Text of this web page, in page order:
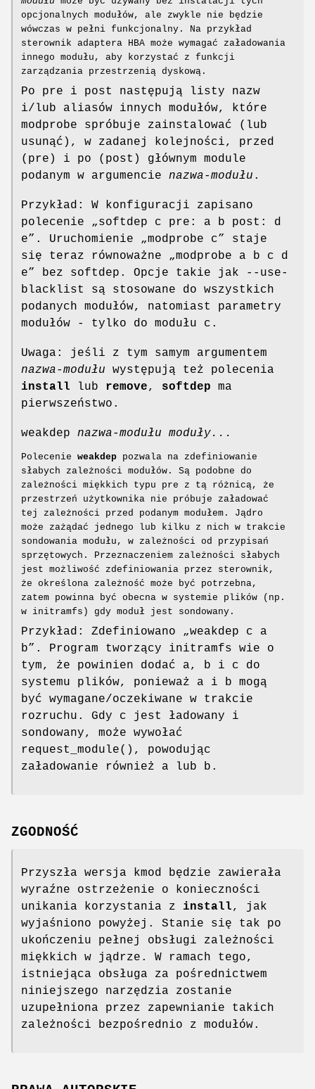
opcjonalnych modułów, ale zwykle nie będzie
wówczas w pełni funkcjonalny. Na przykład
sterownik adaptera HBA może wymagać załadowania
innego modułu, aby korzystać z funkcji
zarządzania przestrzenią dyskową.
Po pre i post następują listy nazw
i/lub aliasów innych modułów, które
modprobe spróbuje zainstalować (lub
usunąć), w zadanej kolejności, przed
(pre) i po (post) głównym module
podanym w argumencie nazwa-modułu .
Przykład: W konfiguracji zapisano
polecenie „softdep c pre: a b post: d
e”. Uruchomienie „modprobe c” staje
się teraz równoważne „modprobe a b c d
e” bez softdep. Opcje takie jak --use-
blacklist są stosowane do wszystkich
podanych modułów, natomiast parametry
modułów - tylko do modułu c.
Uwaga: jeśli z tym samym argumentem
nazwa-modułu występują też polecenia
install lub remove, softdep ma
pierwszeństwo.
weakdep nazwa-modułu moduły...
Polecenie weakdep pozwala na zdefiniowanie
słabych zależności modułów. Są podobne do
zależności miękkich typu pre z tą różnicą, że
przestrzeń użytkownika nie próbuje załadować
tej zależności przed podanym modułem. Jądro
może zażądać jednego lub kilku z nich w trakcie
sondowania modułu, w zależności od przypisań
sprzętowych. Przeznaczeniem zależności słabych
jest możliwość zdefiniowania przez sterownik,
że określona zależność może być potrzebna,
zatem powinna być obecna w systemie plików (np.
w initramfs) gdy moduł jest sondowany.
Przykład: Zdefiniowano „weakdep c a
b”. Program tworzący initramfs wie o
tym, że powinien dodać a, b i c do
systemu plików, ponieważ a i b mogą
być wymagane/oczekiwane w trakcie
rozruchu. Gdy c jest ładowany i
sondowany, może wywołać
request_module(), powodując
załadowanie również a lub b.
ZGODNOŚĆ
Przyszła wersja kmod będzie zawierała
wyraźne ostrzeżenie o konieczności
unikania korzystania z install, jak
wyjaśniono powyżej. Stanie się tak po
ukończeniu pełnej obsługi zależności
miękkich w jądrze. W ramach tego,
istniejąca obsługa za pośrednictwem
niniejszego narzędzia zostanie
uzupełniona przez zapewnianie takich
zależności bezpośrednio z modułów.